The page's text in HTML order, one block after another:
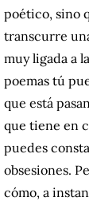
poético, sino
transcurre
muy ligada a
poemas tú
que está
que tiene en
puedes
obsesiones.
cómo, a